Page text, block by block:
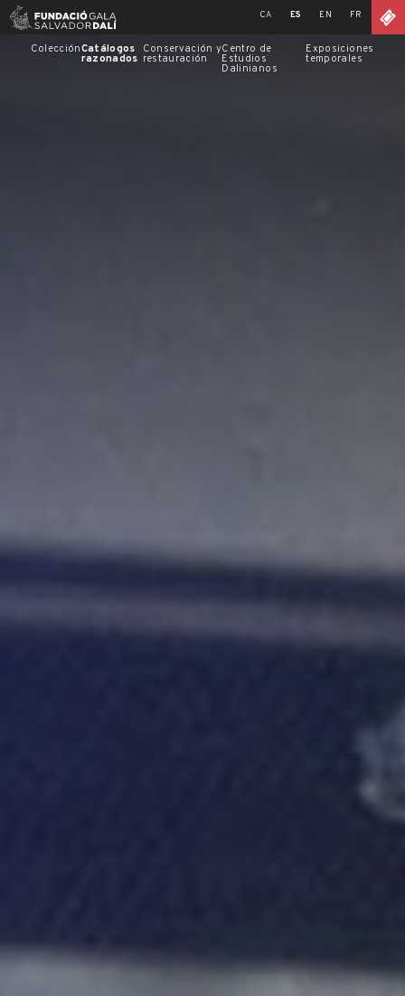
Skip
CA ES EN FR
ColecciónCatálogos
razonados
Conservación y
restauración
Centro de
Estudios
Dalinianos
Exposiciones
temporales